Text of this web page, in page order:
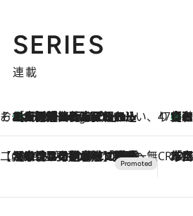
SERIES
連載
そおだよおこの関西おいしい、おやつ紀行6 Hours Ago
［大阪府箕面市］一皿一皿目の前で仕上げられる、料理を巧みに組み込んだアシェットデセールコース「ミチル アシェット デセール（Michiru assiette dessert）」 47都道府県の
【和歌山県】この夏絶対食べたい 冷やしておいしいおやつ3選 みかんがごろっと丸ごと入ったジュレ
【CREA×星野リゾート】唯一無二。癒しと発見が待つ場所へ
2026.8.7
【トンボの足水浴】ヒノキの香りに包まれて涼感マックス！約13℃の湧水かけ流しを避暑地「星野温泉 トンボの湯」で体験 「立川にも歌舞